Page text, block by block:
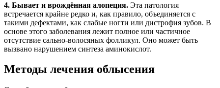
4. Бывает и врождённая алопеция. Эта патология
встречается крайне редко и, как правило, объединяется с
такими дефектами, как слабые ногти или дистрофия зубов. В
основе этого заболевания лежит полное или частичное
отсутствие сально-волосяных фолликул. Оно может быть
вызвано нарушением синтеза аминокислот.
Методы лечения облысения